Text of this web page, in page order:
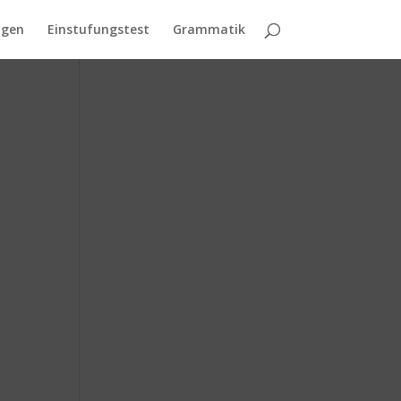
Einstufungstest Grammatik